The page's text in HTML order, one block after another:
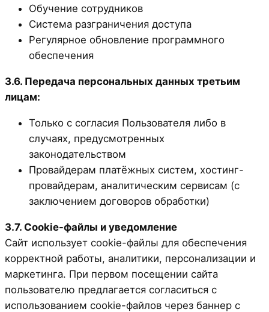
Обучение сотрудников
Система разграничения доступа
Регулярное обновление программного
обеспечения
3.6. Передача персональных данных третьим
лицам:
Только с согласия Пользователя либо в
случаях, предусмотренных
законодательством
Провайдерам платёжных систем, хостинг-
провайдерам, аналитическим сервисам (с
заключением договоров обработки)
3.7. Cookie-файлы и уведомление
Сайт использует cookie-файлы для обеспечения
корректной работы, аналитики, персонализации и
маркетинга. При первом посещении сайта
пользователю предлагается согласиться с
использованием cookie-файлов через баннер с